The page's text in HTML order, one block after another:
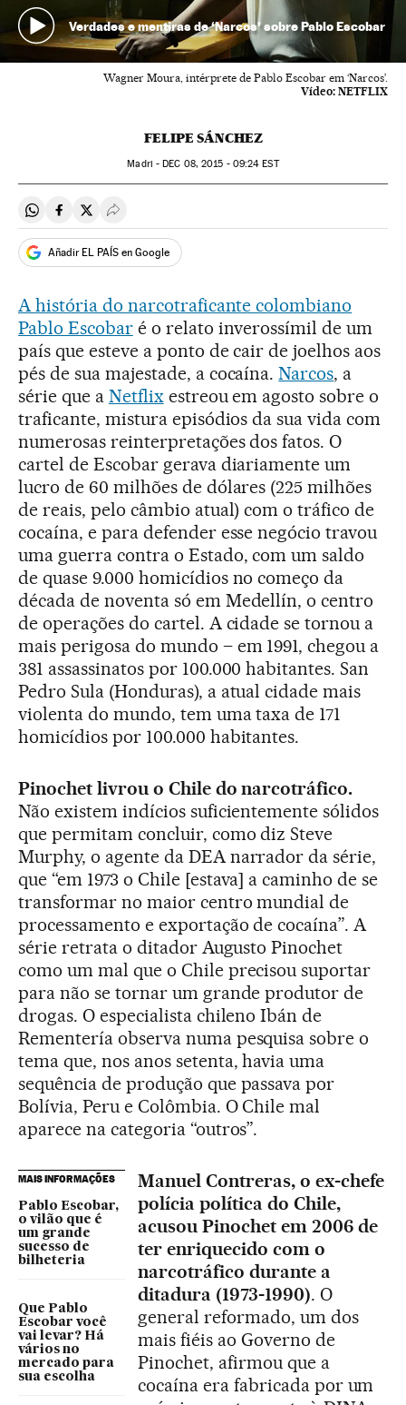
Verdades e mentiras de ‘Narcos’ sobre Pablo Escobar
Wagner Moura, intérprete de Pablo Escobar em ‘Narcos’.
Vídeo: NETFLIX
FELIPE SÁNCHEZ
Madri -DEC 08, 2015 - 09:24 EST
Compartir en Whatsapp
Compartir en Facebook
Compartir en Twitter
Desplegar Redes Sociales
Añadir EL PAÍS en Google
A história do narcotraficante colombiano
Pablo Escobaré o relato inverossímil de um
país que esteve a ponto de cair de joelhos aos
pés de sua majestade, a cocaína.Narcos, a
série que a Netflixestreou em agosto sobre o
traficante, mistura episódios da sua vida com
numerosas reinterpretações dos fatos. O
cartel de Escobar gerava diariamente um
lucro de 60 milhões de dólares (225 milhões
de reais, pelo câmbio atual) com o tráfico de
cocaína, e para defender esse negócio travou
uma guerra contra o Estado, com um saldo
de quase 9.000 homicídios no começo da
década de noventa só em Medellín, o centro
de operações do cartel. A cidade se tornou a
mais perigosa do mundo – em 1991, chegou a
381 assassinatos por 100.000 habitantes. San
Pedro Sula (Honduras), a atual cidade mais
violenta do mundo, tem uma taxa de 171
homicídios por 100.000 habitantes.
Pinochet livrou o Chile do narcotráfico.
Não existem indícios suficientemente sólidos
que permitam concluir, como diz Steve
Murphy, o agente da DEA narrador da série,
que “em 1973 o Chile [estava] a caminho de se
transformar no maior centro mundial de
processamento e exportação de cocaína”. A
série retrata o ditador Augusto Pinochet
como um mal que o Chile precisou suportar
para não se tornar um grande produtor de
drogas. O especialista chileno Ibán de
Rementería observa numa pesquisa sobre o
tema que, nos anos setenta, havia uma
sequência de produção que passava por
Bolívia, Peru e Colômbia. O Chile mal
aparece na categoria “outros”.
MAIS INFORMAÇÕES
Pablo Escobar,
o vilão que é
um grande
sucesso de
bilheteria
Que Pablo
Escobar você
vai levar? Há
vários no
mercado para
sua escolha
Manuel Contreras, o ex-chefe
polícia política do Chile,
acusou Pinochet em 2006 de
ter enriquecido com o
narcotráfico durante a
ditadura (1973-1990). O
general reformado, um dos
mais fiéis ao Governo de
Pinochet, afirmou que a
cocaína era fabricada por um